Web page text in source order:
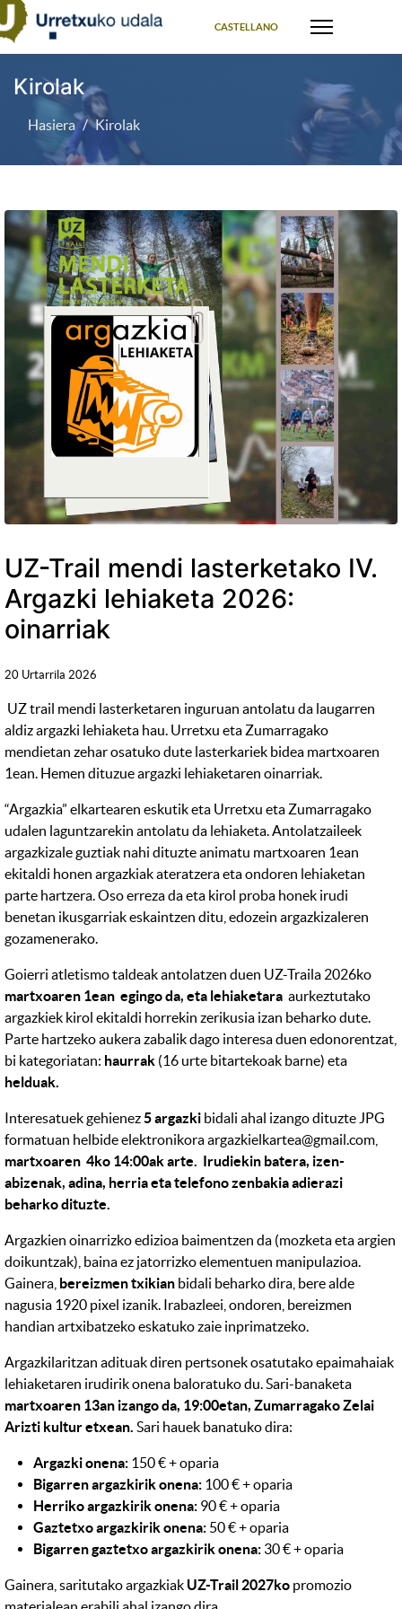
CASTELLANO
Kirolak
Hasiera Kirolak
UZ-Trail mendi lasterketako IV.
Argazki lehiaketa 2026:
oinarriak
20 Urtarrila 2026
UZ trail mendi lasterketaren inguruan antolatu da laugarren
aldiz argazki lehiaketa hau. Urretxu eta Zumarragako
mendietan zehar osatuko dute lasterkariek bidea martxoaren
1ean. Hemen dituzue argazki lehiaketaren oinarriak.
“Argazkia” elkartearen eskutik eta Urretxu eta Zumarragako
udalen laguntzarekin antolatu da lehiaketa. Antolatzaileek
argazkizale guztiak nahi dituzte animatu martxoaren 1ean
ekitaldi honen argazkiak ateratzera eta ondoren lehiaketan
parte hartzera. Oso erreza da eta kirol proba honek irudi
benetan ikusgarriak eskaintzen ditu, edozein argazkizaleren
gozamenerako.
Goierri atletismo taldeak antolatzen duen UZ-Traila 2026ko
martxoaren 1ean egingo da, eta lehiaketara aurkeztutako
argazkiek kirol ekitaldi horrekin zerikusia izan beharko dute.
Parte hartzeko aukera zabalik dago interesa duen edonorentzat,
bi kategoriatan: haurrak (16 urte bitartekoak barne) eta
helduak.
Interesatuek gehienez5 argazki bidali ahal izango dituzte JPG
formatuan helbide elektronikora argazkielkartea@gmail.com,
martxoaren 4ko 14:00ak arte. Irudiekin batera, izen-
abizenak, adina, herria eta telefono zenbakia adierazi
beharko dituzte.
Argazkien oinarrizko edizioa baimentzen da (mozketa eta argien
doikuntzak), baina ez jatorrizko elementuen manipulazioa.
Gainera, bereizmen txikian bidali beharko dira, bere alde
nagusia 1920 pixel izanik. Irabazleei, ondoren, bereizmen
handian artxibatzeko eskatuko zaie inprimatzeko.
Argazkilaritzan adituak diren pertsonek osatutako epaimahaiak
lehiaketaren irudirik onena baloratuko du. Sari-banaketa
martxoaren 13an izango da, 19:00etan, Zumarragako Zelai
Arizti kultur etxean. Sari hauek banatuko dira:
Argazki onena: 150 € + oparia
Bigarren argazkirik onena: 100 € + oparia
Herriko argazkirik onena: 90 € + oparia
Gaztetxo argazkirik onena: 50 € + oparia
Bigarren gaztetxo argazkirik onena: 30 € + oparia
Gainera, saritutako argazkiak UZ-Trail 2027ko promozio